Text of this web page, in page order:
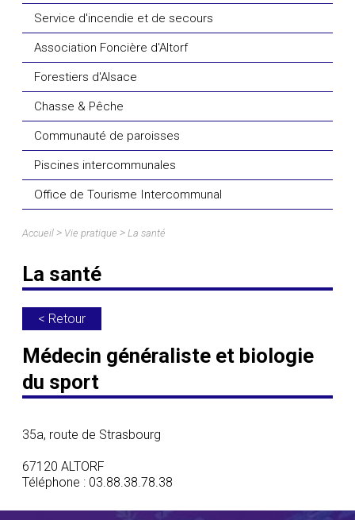
Service d'incendie et de secours
Association Foncière d'Altorf
Forestiers d'Alsace
Chasse & Pêche
Communauté de paroisses
Piscines intercommunales
Office de Tourisme Intercommunal
Accueil > Vie pratique >La santé
La santé
< Retour
Médecin généraliste et biologie
du sport
35a, route de Strasbourg
67120 ALTORF
Téléphone : 03.88.38.78.38